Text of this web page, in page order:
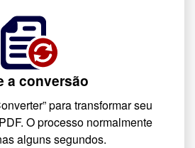
a conversão
para transformar seu
O processo normalmente
alguns segundos.